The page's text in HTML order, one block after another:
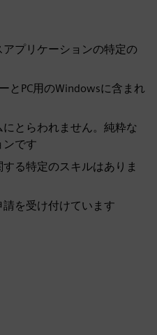
プリケーションの特定の
とPC用のWindowsに含まれ
とらわれません。純粋な
ンです
る特定のスキルはありま
を受け付けています